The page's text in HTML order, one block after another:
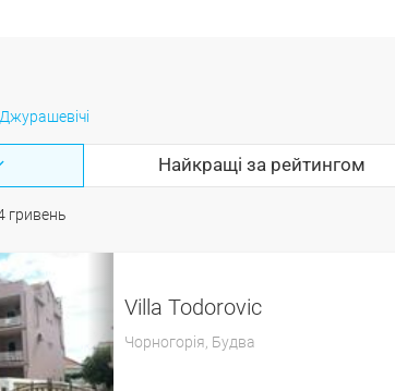
Найкращі за рейтингом
гривень
Villa Todorovic
Чорногорія, Будва